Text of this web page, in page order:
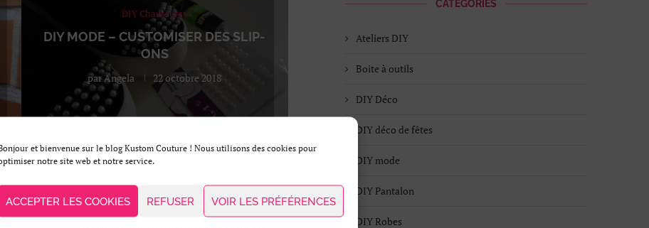
et bienvenue sur le blog Kustom Couture ! Nous utilisons des cookies pour
notre site web et notre service.
ACCEPTER LES COOKIES REFUSER VOIR LES PRÉFÉRENCES
DIY Chaussures
DIY MODE – CUSTOMISER DES SLIP-
ONS
parAngela 22 octobre 2018
DIY Accessoires
CATEGORIES
Ateliers DIY
Boite à outils
DIY Déco
DIY déco de fêtes
DIY mode
DIY Pantalon
DIY Robes